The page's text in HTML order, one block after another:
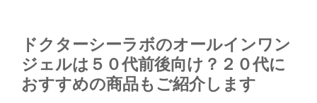
ドクターシーラボのオールインワン
ジェルは５０代前後向け？２０代に
おすすめの商品もご紹介します